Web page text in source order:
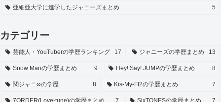
亜細亜大学に進学したジャニーズまとめ 5
カテゴリー
芸能人・YouTuberの学歴ランキング 17 ジャニーズの学歴まとめ 13
Snow Manの学歴まとめ 9 Hey! Say! JUMPの学歴まとめ 8
関ジャニ∞の学歴 8 Kis-My-Ft2の学歴まとめ 7